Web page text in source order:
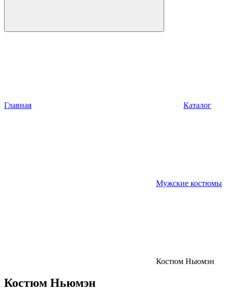
Главная Каталог
Мужские костюмы
Костюм Ньюмэн
Костюм Ньюмэн